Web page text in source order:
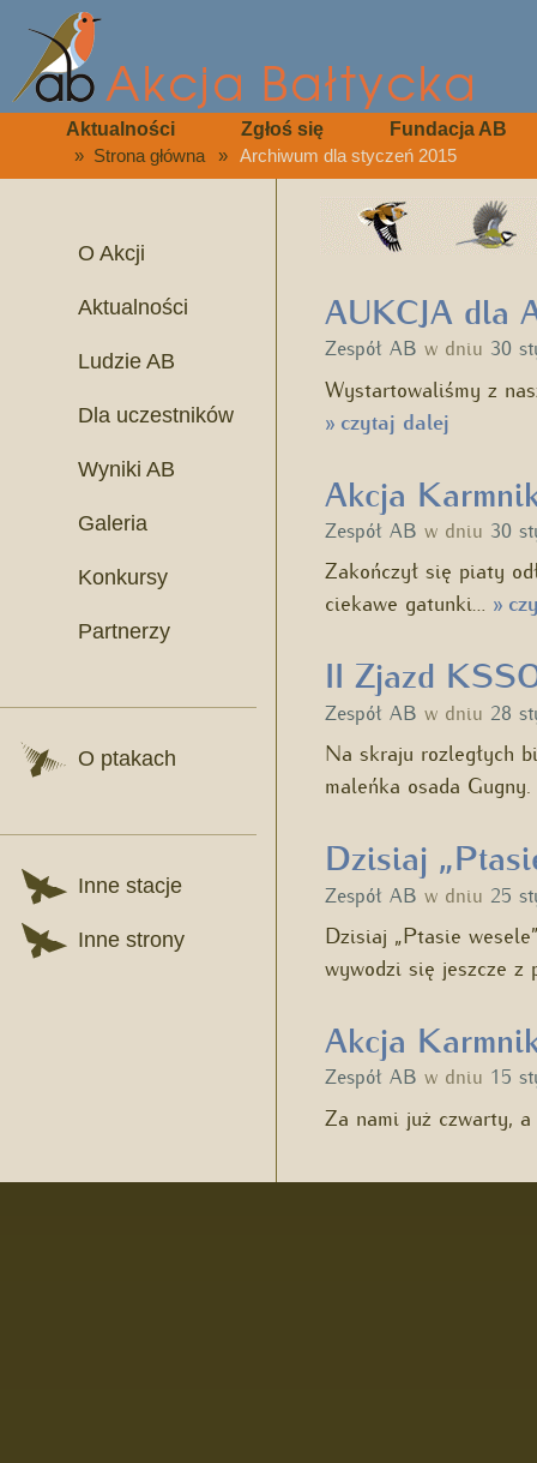
Aktualności Zgłoś się Fundacja AB
» Strona główna » Archiwum dla styczeń 2015
O Akcji
Aktualności
Ludzie AB
Dla uczestników
Wyniki AB
Galeria
Konkursy
Partnerzy
O ptakach
Inne stacje
Inne strony
AUKCJA dla
Zespół AB w dniu 30
Wystartowaliśmy z
»czytaj dalej
Akcja
Zespół AB w dniu 30
Zakończył się piaty
ciekawe gatunki… »
II Zjazd
Zespół AB w dniu 28
Na skraju rozległych
maleńka osada
Dzisiaj
Zespół AB w dniu 25
Dzisiaj „Ptasie
wywodzi się jeszcze z
Akcja
Zespół AB w dniu 15
Za nami już czwarty,